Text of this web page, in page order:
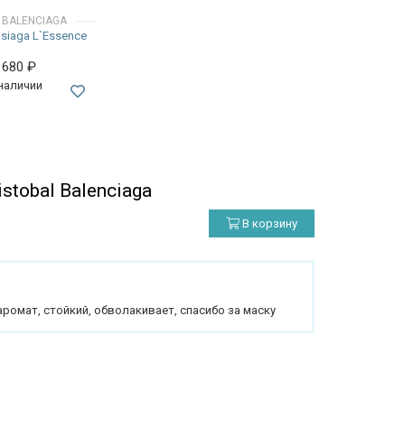
L`Essence
₽
Balenciaga
В корзину
стойкий, обволакивает, спасибо за маску